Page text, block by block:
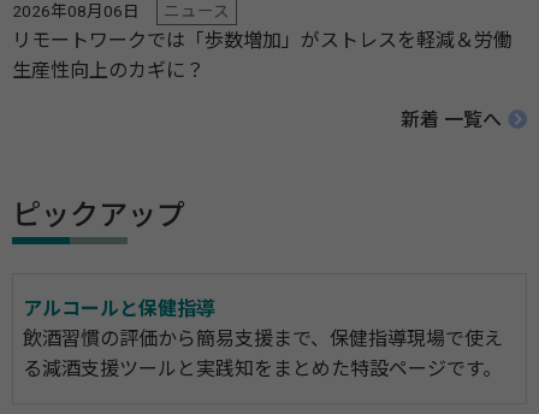
2026年08月06日 ニュース
リモートワークでは「歩数増加」がストレスを軽減＆労働
生産性向上のカギに？
新着 一覧へ
ピックアップ
アルコールと保健指導
飲酒習慣の評価から簡易支援まで、保健指導現場で使え
る減酒支援ツールと実践知をまとめた特設ページです。